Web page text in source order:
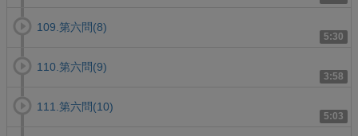
5:30
109.第六問(8)
3:58
110.第六問(9)
5:03
111.第六問(10)